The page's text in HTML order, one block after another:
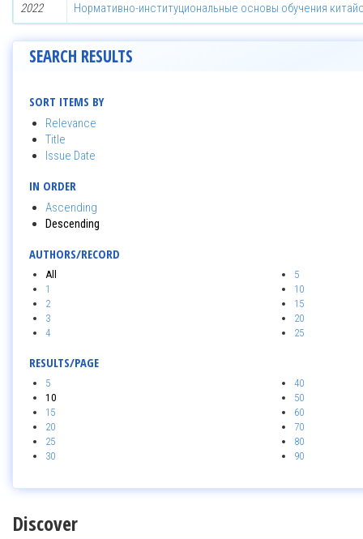
2022 Нормативно-институциональные основы обучения
SEARCH RESULTS
SORT ITEMS BY
Relevance
Title
Issue Date
IN ORDER
Ascending
Descending
AUTHORS/RECORD
All
1
2
3
4
5
10
15
20
25
RESULTS/PAGE
5
10
15
20
25
30
40
50
60
70
80
90
Discover